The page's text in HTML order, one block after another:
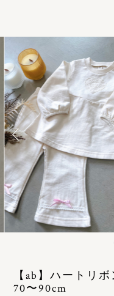
【ab】ハートリ
70〜90cm